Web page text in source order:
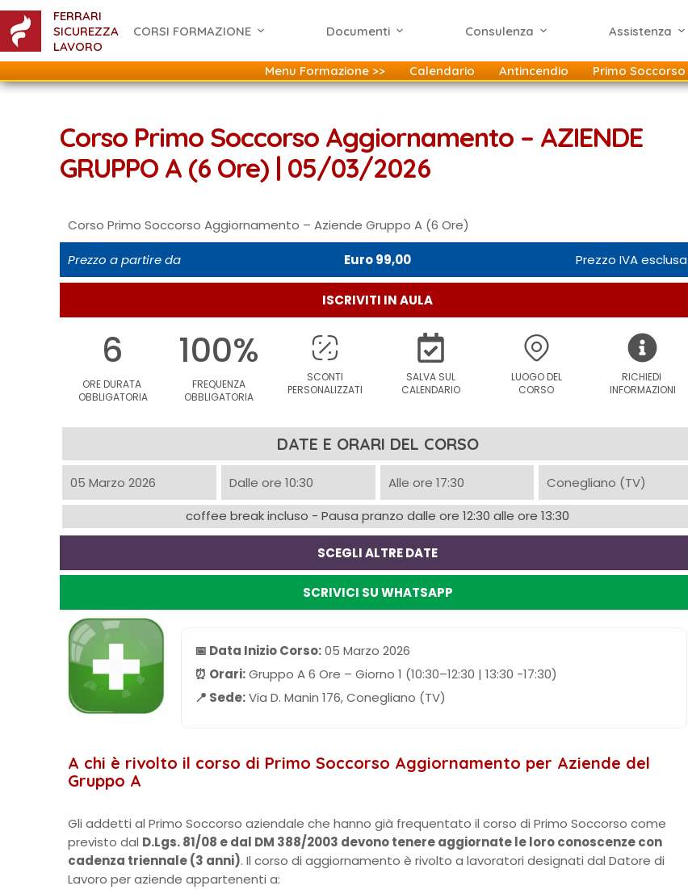
FERRARI
SICUREZZA
LAVORO
CORSI FORMAZIONE Documenti Consulenza Assistenza
Menu Formazione >> Calendario Antincendio Primo Soccorso
Corso Primo Soccorso Aggiornamento – AZIENDE
GRUPPO A (6 Ore) | 05/03/2026
Corso Primo Soccorso Aggiornamento – Aziende Gruppo A (6 Ore)
Prezzo a partire da Euro 99,00 Prezzo IVA esclusa
ISCRIVITI IN AULA
6
ORE DURATA
OBBLIGATORIA
100%
FREQUENZA
OBBLIGATORIA
SCONTI
PERSONALIZZATI
SALVA SUL
CALENDARIO
LUOGO DEL
CORSO
RICHIEDI
INFORMAZIONI
DATE E ORARI DEL CORSO
05 Marzo 2026 Dalle ore 10:30 Alle ore 17:30
Conegliano (TV)
coffee break incluso - Pausa pranzo dalle ore 12:30 alle ore 13:30
SCEGLI ALTRE DATE
SCRIVICI SU WHATSAPP
📅 Data Inizio Corso:05 Marzo 2026
⏰ Orari:Gruppo A 6 Ore – Giorno 1 (10:30–12:30 | 13:30 -17:30)
📍 Sede:Via D. Manin 176, Conegliano (TV)
A chi è rivolto il corso di Primo Soccorso Aggiornamento per Aziende del
Gruppo A
Gli addetti al Primo Soccorso aziendale che hanno già frequentato il corso di Primo Soccorso come
previsto dal D.Lgs. 81/08 e dal DM 388/2003 devono tenere aggiornate le loro conoscenze con
cadenza triennale (3 anni). Il corso di aggiornamento è rivolto a lavoratori designati dal Datore di
Lavoro per aziende appartenenti a: